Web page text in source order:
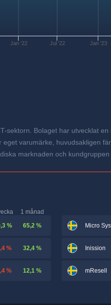
Jan '22 Jul '22 Jan '23
sektorn. Bolaget har utvecklat
eget varumärke, huvudsakligen
marknaden och
1 månad
% 65,2 %
% 32,4 %
% 12,1 %
Micro
Inission
mResell